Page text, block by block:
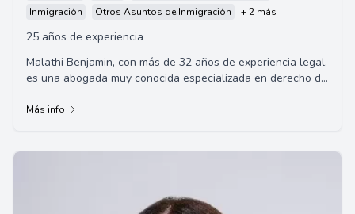
Inmigración
Otros Asuntos de Inmigración + 2 más
25 años de experiencia
Malathi Benjamin, con más de 32 años de experiencia legal,
es una abogada muy conocida especializada en derecho de
Más info